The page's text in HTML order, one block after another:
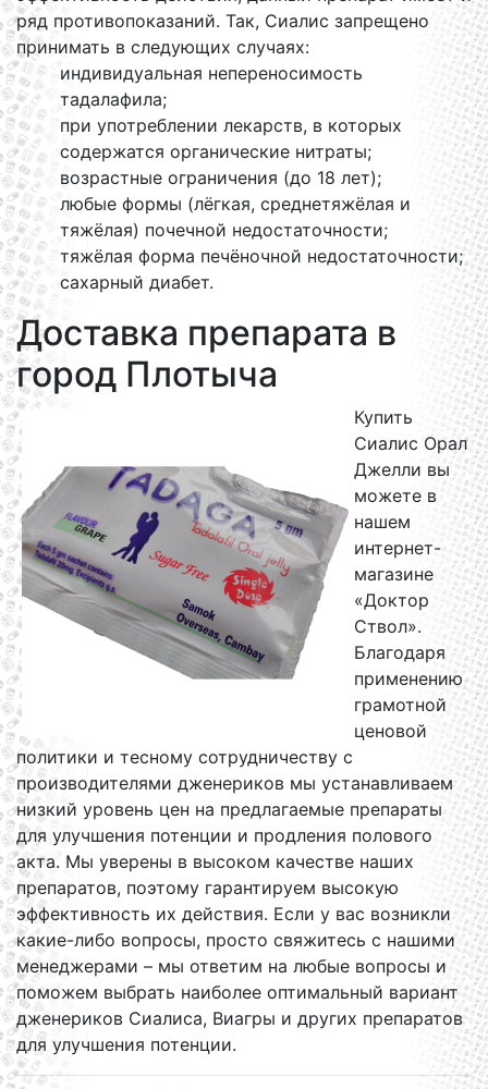
ряд противопоказаний. Так, Сиалис запрещено
принимать в следующих случаях:
индивидуальная непереносимость
тадалафила;
при употреблении лекарств, в которых
содержатся органические нитраты;
возрастные ограничения (до 18 лет);
любые формы (лёгкая, среднетяжёлая и
тяжёлая) почечной недостаточности;
тяжёлая форма печёночной недостаточности;
сахарный диабет.
Доставка препарата в
город Плотыча
Купить
Сиалис Орал
Джелли вы
можете в
нашем
интернет-
магазине
«Доктор
Ствол».
Благодаря
применению
грамотной
ценовой
политики и тесному сотрудничеству с
производителями дженериков мы устанавливаем
низкий уровень цен на предлагаемые препараты
для улучшения потенции и продления полового
акта. Мы уверены в высоком качестве наших
препаратов, поэтому гарантируем высокую
эффективность их действия. Если у вас возникли
какие-либо вопросы, просто свяжитесь с нашими
менеджерами – мы ответим на любые вопросы и
поможем выбрать наиболее оптимальный вариант
дженериков Сиалиса, Виагры и других препаратов
для улучшения потенции.